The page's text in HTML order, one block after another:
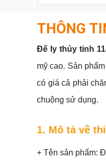
THÔNG
Đế ly thủy tinh
mỹ cao. Sản
có giá cả phải
chuộng sử dụng.
1. Mô tả về
+ Tên sản phẩm: